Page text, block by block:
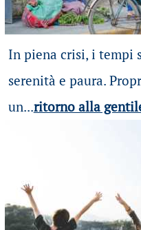
In piena crisi, i tempi
serenità e paura.
un...ritorno alla